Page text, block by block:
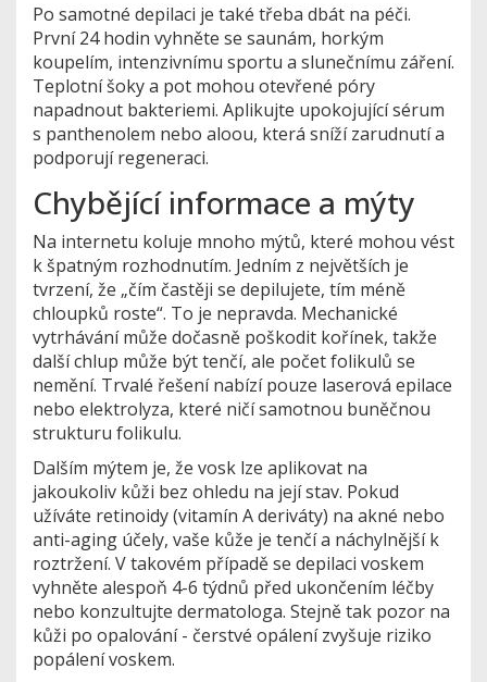
Po samotné depilaci je také třeba dbát na péči.
První 24 hodin vyhněte se saunám, horkým
koupelím, intenzivnímu sportu a slunečnímu záření.
Teplotní šoky a pot mohou otevřené póry
napadnout bakteriemi. Aplikujte upokojující sérum
s panthenolem nebo aloou, která sníží zarudnutí a
podporují regeneraci.
Chybějící informace a mýty
Na internetu koluje mnoho mýtů, které mohou vést
k špatným rozhodnutím. Jedním z největších je
tvrzení, že „čím častěji se depilujete, tím méně
chloupků roste“. To je nepravda. Mechanické
vytrhávání může dočasně poškodit kořínek, takže
další chlup může být tenčí, ale počet folikulů se
nemění. Trvalé řešení nabízí pouze laserová epilace
nebo elektrolyza, které ničí samotnou buněčnou
strukturu folikulu.
Dalším mýtem je, že vosk lze aplikovat na
jakoukoliv kůži bez ohledu na její stav. Pokud
užíváte retinoidy (vitamín A deriváty) na akné nebo
anti-aging účely, vaše kůže je tenčí a náchylnější k
roztržení. V takovém případě se depilaci voskem
vyhněte alespoň 4-6 týdnů před ukončením léčby
nebo konzultujte dermatologa. Stejně tak pozor na
kůži po opalování - čerstvé opálení zvyšuje riziko
popálení voskem.